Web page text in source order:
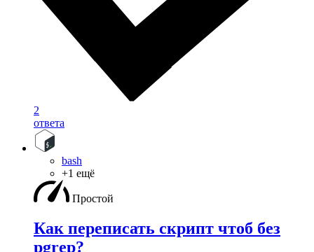
2
ответа
bash
+1 ещё
Простой
Как переписать скрипт чтоб без
pgrep?